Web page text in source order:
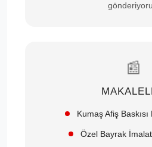
📰
Kumaş Afiş Baskısı
Özel Bayrak